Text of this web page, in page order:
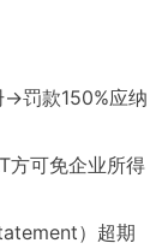
→罚款150%应纳
方可免企业所得
）超期